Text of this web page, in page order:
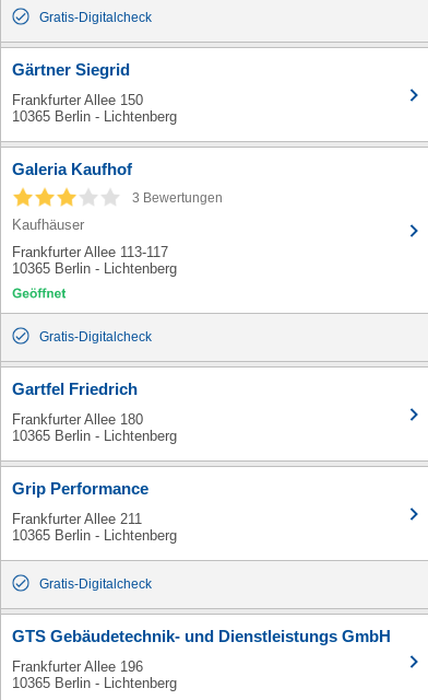
Gratis-Digitalcheck
Gärtner Siegrid
Frankfurter Allee 150
10365 Berlin - Lichtenberg
Galeria Kaufhof
3 Bewertungen
Kaufhäuser
Frankfurter Allee 113-117
10365 Berlin - Lichtenberg
Gratis-Digitalcheck
Gartfel Friedrich
Frankfurter Allee 180
10365 Berlin - Lichtenberg
Grip Performance
Frankfurter Allee 211
10365 Berlin - Lichtenberg
Gratis-Digitalcheck
GTS Gebäudetechnik- und Dienstleistungs GmbH
Frankfurter Allee 196
10365 Berlin - Lichtenberg